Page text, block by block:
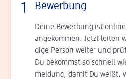
1 Bewerbung
Deine Bewerbung ist
angekommen. Jetzt leiten
dige Person weiter und
Du bekommst so schnell
meldung, damit Du weißt,